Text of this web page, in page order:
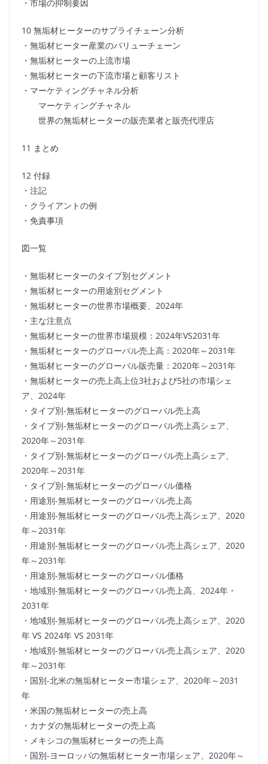
・市場の抑制要因
10 無垢材ヒーターのサプライチェーン分析
・無垢材ヒーター産業のバリューチェーン
・無垢材ヒーターの上流市場
・無垢材ヒーターの下流市場と顧客リスト
・マーケティングチャネル分析
マーケティングチャネル
世界の無垢材ヒーターの販売業者と販売代理店
11 まとめ
12 付録
・注記
・クライアントの例
・免責事項
図一覧
・無垢材ヒーターのタイプ別セグメント
・無垢材ヒーターの用途別セグメント
・無垢材ヒーターの世界市場概要、2024年
・主な注意点
・無垢材ヒーターの世界市場規模：2024年VS2031年
・無垢材ヒーターのグローバル売上高：2020年～2031年
・無垢材ヒーターのグローバル販売量：2020年～2031年
・無垢材ヒーターの売上高上位3社および5社の市場シェ
ア、2024年
・タイプ別-無垢材ヒーターのグローバル売上高
・タイプ別-無垢材ヒーターのグローバル売上高シェア、
2020年～2031年
・タイプ別-無垢材ヒーターのグローバル売上高シェア、
2020年～2031年
・タイプ別-無垢材ヒーターのグローバル価格
・用途別-無垢材ヒーターのグローバル売上高
・用途別-無垢材ヒーターのグローバル売上高シェア、2020
年～2031年
・用途別-無垢材ヒーターのグローバル売上高シェア、2020
年～2031年
・用途別-無垢材ヒーターのグローバル価格
・地域別-無垢材ヒーターのグローバル売上高、2024年・
2031年
・地域別-無垢材ヒーターのグローバル売上高シェア、2020
年 VS 2024年 VS 2031年
・地域別-無垢材ヒーターのグローバル売上高シェア、2020
年～2031年
・国別-北米の無垢材ヒーター市場シェア、2020年～2031
年
・米国の無垢材ヒーターの売上高
・カナダの無垢材ヒーターの売上高
・メキシコの無垢材ヒーターの売上高
・国別-ヨーロッパの無垢材ヒーター市場シェア、2020年～